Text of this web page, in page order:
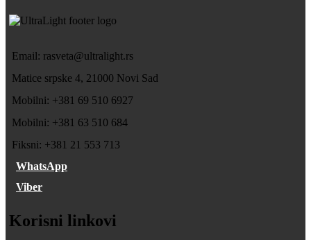
Email: rasveta@ultralight.rs
Matice srpske 4, 21000 Novi Sad
Mobilni: +381 69 510 6927
Mobilni: +381 63 510 684
Fiksni: +381 21 553 713
WhatsApp
Viber
Korisni linkovi